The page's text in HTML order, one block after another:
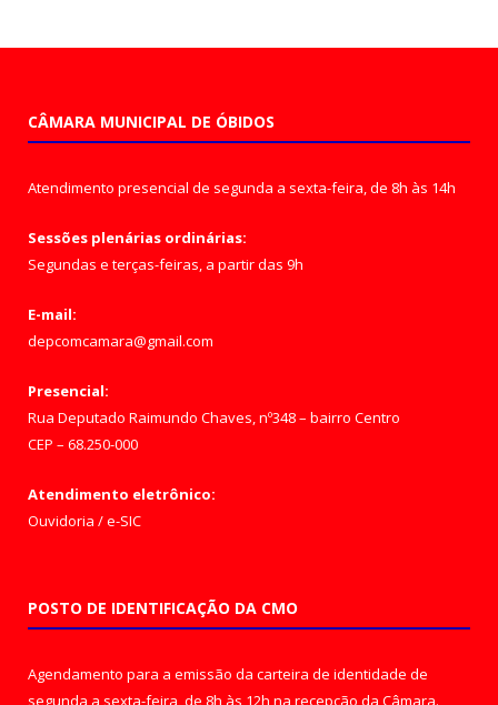
CÂMARA MUNICIPAL DE ÓBIDOS
Atendimento presencial de segunda a sexta-feira, de 8h às 14h
Sessões plenárias ordinárias:
Segundas e terças-feiras, a partir das 9h
E-mail:
depcomcamara@gmail.com
Presencial:
Rua Deputado Raimundo Chaves, nº348 – bairro Centro
CEP – 68.250-000
Atendimento eletrônico:
Ouvidoria /e-SIC
POSTO DE IDENTIFICAÇÃO DA CMO
Agendamento para a emissão da carteira de identidade de
segunda a sexta-feira, de 8h às 12h na recepção da Câmara.